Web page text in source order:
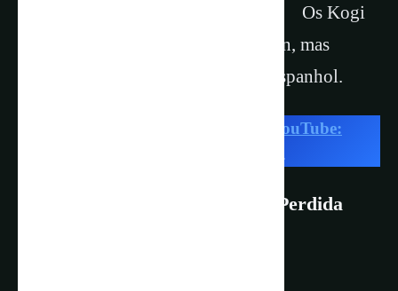
Os Kogi
falam sua própria língua, o Kawgian, mas
alguns deles agora também falam espanhol.
▶️ Click, SIGA Nature & Space no YouTube:
.
Vídeo 2: Explorando a Cidade Perdida